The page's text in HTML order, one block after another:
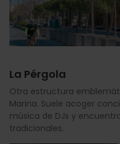
La Pérgola
Otra estructura
Marina. Suele acoger
música de DJs y
tradicionales.